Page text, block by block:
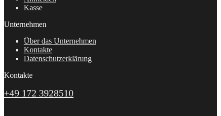
Kasse
Unternehmen
Über das Unternehmen
Kontakte
Datenschutzerklärung
Kontakte
+49 172 3928510